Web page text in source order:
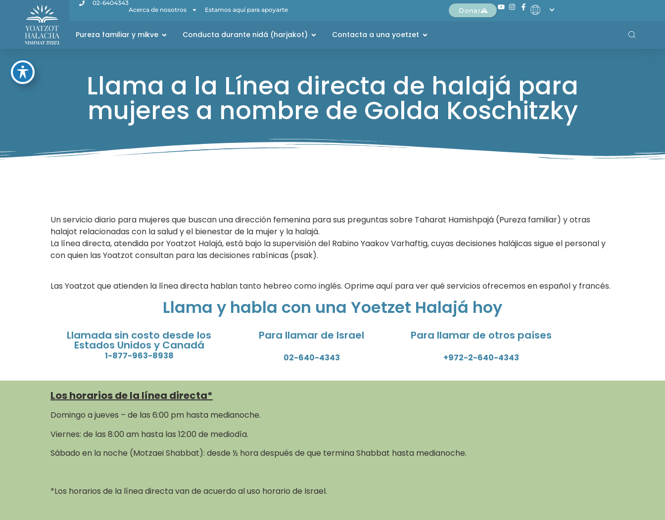
02-6404343
Acerca de nosotros
Estamos aquí para apoyarte Donar
Pureza familiar y mikve Conducta durante nidá (harjakot) Contacta a una yoetzet
Llama a la Línea directa de halajá para
mujeres a nombre de Golda Koschitzky
Un servicio diario para mujeres que buscan una dirección femenina para sus preguntas sobre Taharat Hamishpajá (Pureza familiar) y otras
halajot relacionadas con la salud y el bienestar de la mujer y la halajá.
La línea directa, atendida por Yoatzot Halajá, está bajo la supervisión del Rabino Yaakov Varhaftig, cuyas decisiones halájicas sigue el personal y
con quien las Yoatzot consultan para las decisiones rabínicas (psak).
Las Yoatzot que atienden la línea directa hablan tanto hebreo como inglés. Oprime aquí para ver qué servicios ofrecemos en español y francés.
Llama y habla con una Yoetzet Halajá hoy
Llamada sin costo desde los
Estados Unidos y Canadá
1-877-963-8938
Para llamar de Israel
02-640-4343
Para llamar de otros países
+972-2-640-4343
Los horarios de la línea directa*
Domingo a jueves – de las 6:00 pm hasta medianoche.
Viernes: de las 8:00 am hasta las 12:00 de mediodía.
Sábado en la noche (Motzaei Shabbat): desde ½ hora después de que termina Shabbat hasta medianoche.
*Los horarios de la línea directa van de acuerdo al uso horario de Israel.